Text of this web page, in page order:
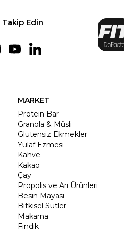
Takip Edin
MARKET
Protein Bar
Granola & Müsli
Glutensiz Ekmekler
Yulaf Ezmesi
Kahve
Kakao
Çay
Propolis ve Arı Ürünleri
Besin Mayası
Bitkisel Sütler
Makarna
Fındık